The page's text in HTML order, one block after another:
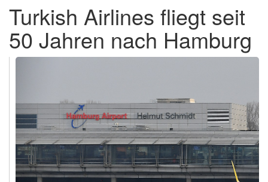
Turkish Airlines fliegt seit
50 Jahren nach Hamburg